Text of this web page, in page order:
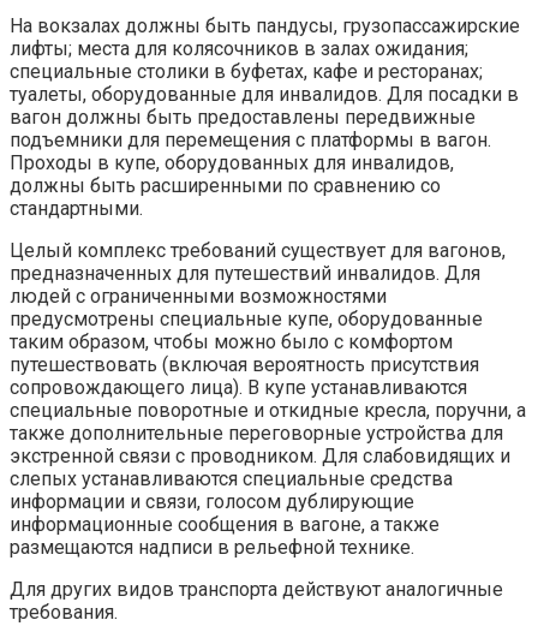
На вокзалах должны быть пандусы, грузопассажирские
лифты; места для колясочников в залах ожидания;
специальные столики в буфетах, кафе и ресторанах;
туалеты, оборудованные для инвалидов. Для посадки в
вагон должны быть предоставлены передвижные
подъемники для перемещения с платформы в вагон.
Проходы в купе, оборудованных для инвалидов,
должны быть расширенными по сравнению со
стандартными.
Целый комплекс требований существует для вагонов,
предназначенных для путешествий инвалидов. Для
людей с ограниченными возможностями
предусмотрены специальные купе, оборудованные
таким образом, чтобы можно было с комфортом
путешествовать (включая вероятность присутствия
сопровождающего лица). В купе устанавливаются
специальные поворотные и откидные кресла, поручни, а
также дополнительные переговорные устройства для
экстренной связи с проводником. Для слабовидящих и
слепых устанавливаются специальные средства
информации и связи, голосом дублирующие
информационные сообщения в вагоне, а также
размещаются надписи в рельефной технике.
Для других видов транспорта действуют аналогичные
требования.